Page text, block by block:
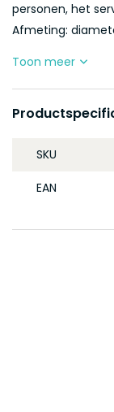
personen, het
Afmeting:
Toon meer
SKU
EAN